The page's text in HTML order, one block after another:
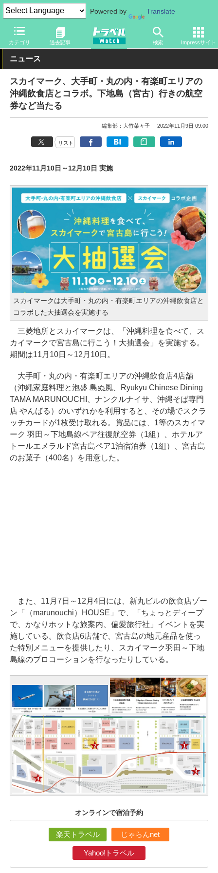
Powered by Translate
カテゴリ 過去記事 検索 Impressサイト
トラベル Watch 旅の方法 空旅 飛行機
ニュース
スカイマーク、大手町・丸の内・有楽町エリアの
沖縄飲食店とコラボ。下地島（宮古）行きの航空
券など当たる
編集部：大竹菜々子 2022年11月9日 09:00
リスト
2022年11月10日～12月10日 実施
スカイマークは大手町・丸の内・有楽町エリアの沖縄飲食店と
コラボした大抽選会を実施する
三菱地所とスカイマークは、「沖縄料理を食べて、ス
カイマークで宮古島に行こう！大抽選会」を実施する。
期間は11月10日～12月10日。
大手町・丸の内・有楽町エリアの沖縄飲食店4店舗
（沖縄家庭料理と泡盛 島ぬ風、Ryukyu Chinese Dining
TAMA MARUNOUCHI、ナンクルナイサ、沖縄そば専門
店 やんばる）のいずれかを利用すると、その場でスクラ
ッチカードが1枚受け取れる。賞品には、1等のスカイマ
ーク 羽田～下地島線ペア往復航空券（1組）、ホテルア
トールエメラルド宮古島ペア1泊宿泊券（1組）、宮古島
のお菓子（400名）を用意した。
また、11月7日～12月4日には、新丸ビルの飲食店ゾー
ン「（marunouchi）HOUSE」で、「ちょっとディープ
で、かなりホットな旅案内、偏愛旅行社」イベントを実
施している。飲食店6店舗で、宮古島の地元産品を使っ
た特別メニューを提供したり、スカイマーク羽田～下地
島線のプロコーションを行なったりしている。
オンラインで宿泊予約
楽天トラベル じゃらんnet
Yahoo!トラベル